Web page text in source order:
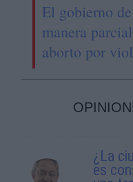
El gobierno
manera
aborto por
¿La
es